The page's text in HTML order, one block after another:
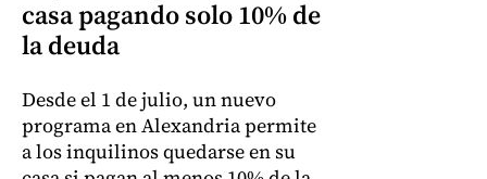
casa pagando solo 10% de
la deuda
Desde el 1 de julio, un nuevo
programa en Alexandria permite
a los inquilinos quedarse en su